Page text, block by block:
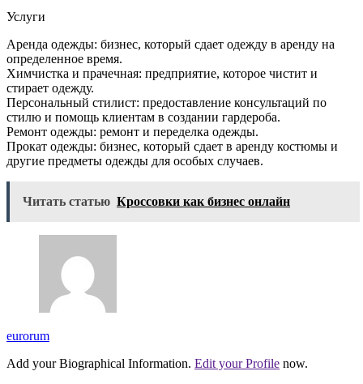
Услуги
Аренда одежды: бизнес, который сдает одежду в аренду на
определенное время.
Химчистка и прачечная: предприятие, которое чистит и
стирает одежду.
Персональный стилист: предоставление консультаций по
стилю и помощь клиентам в создании гардероба.
Ремонт одежды: ремонт и переделка одежды.
Прокат одежды: бизнес, который сдает в аренду костюмы и
другие предметы одежды для особых случаев.
Читать статью Кроссовки как бизнес онлайн
eurorum
Add your Biographical Information. Edit your Profile now.